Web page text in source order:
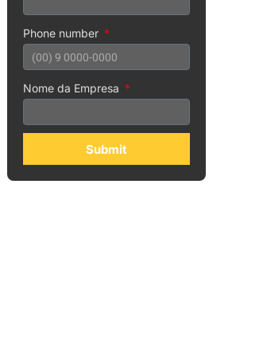
Phone number
Nome da Empresa
Submit